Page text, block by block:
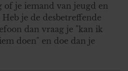
of je iemand van jeugd en
je de desbetreffende
dan vraag je "kan ik
doen" en doe dan je